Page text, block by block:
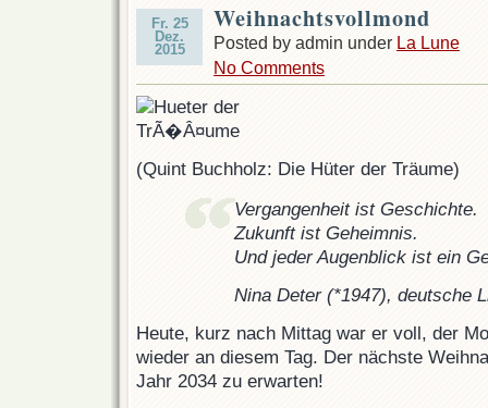
Fr. 25
Dez.
2015
Weihnachtsvollmond
Posted by admin under La Lune
No Comments
(Quint Buchholz: Die Hüter der Träume)
Vergangenheit ist Geschichte.
Zukunft ist Geheimnis.
Und jeder Augenblick ist ein
Nina Deter (*1947), deutsche
Heute, kurz nach Mittag war er voll, der
wieder an diesem Tag. Der nächste
Jahr 2034 zu erwarten!